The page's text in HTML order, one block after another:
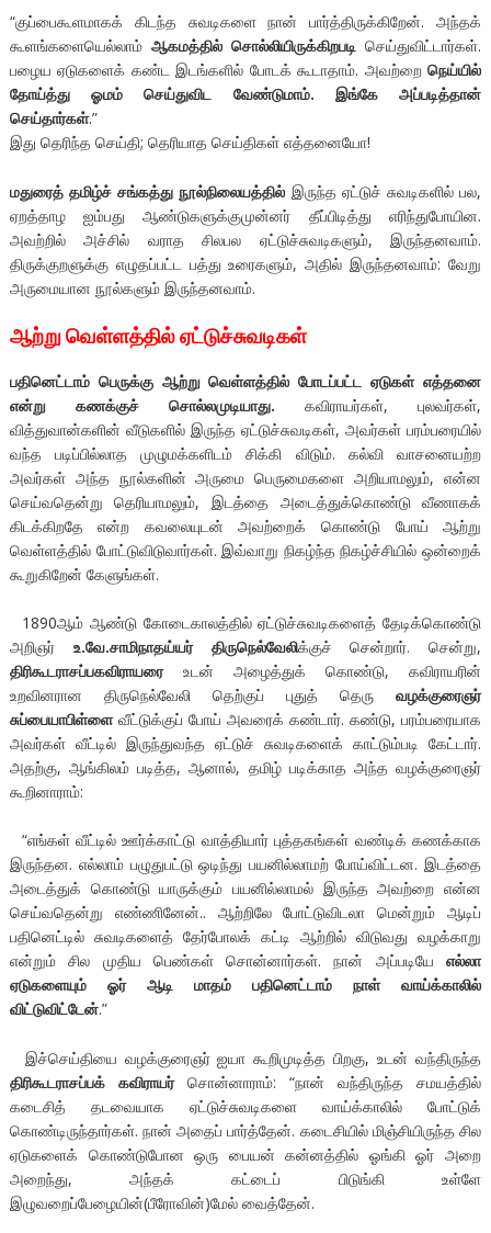
“குப்பைகூளமாகக் கிடந்த சுவடிகளை நான் பார்த்திருக்கிறேன். அந்தக்
கூளங்களையெல்லாம் ஆகமத்தில் சொல்லியிருக்கிறபடி செய்துவிட்டார்கள்.
பழைய ஏடுகளைக் கண்ட இடங்களில் போடக் கூடாதாம். அவற்றைநெய்யில்
தோய்த்து ஓமம் செய்துவிட வேண்டுமாம். இங்கே அப்படித்தான்
செய்தார்கள்.”
இது தெரிந்த செய்தி; தெரியாத செய்திகள் எத்தனையோ!
மதுரைத் தமிழ்ச் சங்கத்து நூல்நிலையத்தில் இருந்த ஏட்டுச் சுவடிகளில் பல,
ஏறத்தாழ ஐம்பது ஆண்டுகளுக்குமுன்னர் தீப்பிடித்து எரிந்துபோயின.
அவற்றில் அச்சில் வராத சிலபல ஏட்டுச்சுவடிகளும், இருந்தனவாம்.
திருக்குறளுக்கு எழுதப்பட்ட பத்து உரைகளும், அதில் இருந்தனவாம்: வேறு
அருமையான நூல்களும் இருந்தனவாம்.
ஆற்று வெள்ளத்தில் ஏட்டுச்சுவடிகள்
பதினெட்டாம் பெருக்கு ஆற்று வெள்ளத்தில் போடப்பட்ட ஏடுகள் எத்தனை
என்று கணக்குச் சொல்லமுடியாது. கவிராயர்கள், புலவர்கள்,
வித்துவான்களின் வீடுகளில் இருந்த ஏட்டுச்சுவடிகள், அவர்கள் பரம்பரையில்
வந்த படிப்பில்லாத முழுமக்களிடம் சிக்கி விடும். கல்வி வாசனையற்ற
அவர்கள் அந்த நூல்களின் அருமை பெருமைகளை அறியாமலும், என்ன
செய்வதென்று தெரியாமலும், இடத்தை அடைத்துக்கொண்டு வீணாகக்
கிடக்கிறதே என்ற கவலையுடன் அவற்றைக் கொண்டு போய் ஆற்று
வெள்ளத்தில் போட்டுவிடுவார்கள். இவ்வாறு நிகழ்ந்த நிகழ்ச்சியில் ஒன்றைக்
கூறுகிறேன் கேளுங்கள்.
1890ஆம் ஆண்டு கோடைகாலத்தில் ஏட்டுச்சுவடிகளைத் தேடிக்கொண்டு
அறிஞர் உ.வே.சாமிநாதய்யர் திருநெல்வேலிக்குச் சென்றார். சென்று,
திரிகூடராசப்பகவிராயரைஉடன் அழைத்துக் கொண்டு, கவிராயரின்
உறவினரான திருநெல்வேலி தெற்குப் புதுத் தெருவழக்குரைஞர்
சுப்பையாபிள்ளைவீட்டுக்குப் போய் அவரைக் கண்டார். கண்டு, பரம்பரையாக
அவர்கள் வீட்டில் இருந்துவந்த ஏட்டுச் சுவடிகளைக் காட்டும்படி கேட்டார்.
அதற்கு, ஆங்கிலம் படித்த, ஆனால், தமிழ் படிக்காத அந்த வழக்குரைஞர்
கூறினாராம்:
“எங்கள் வீட்டில் ஊர்க்காட்டு வாத்தியார் புத்தகங்கள் வண்டிக் கணக்காக
இருந்தன. எல்லாம் பழுதுபட்டு ஒடிந்து பயனில்லாமற் போய்விட்டன. இடத்தை
அடைத்துக் கொண்டு யாருக்கும் பயனில்லாமல் இருந்த அவற்றை என்ன
செய்வதென்று எண்ணினேன்.. ஆற்றிலே போட்டுவிடலா மென்றும் ஆடிப்
பதினெட்டில் சுவடிகளைத் தேர்போலக் கட்டி ஆற்றில் விடுவது வழக்காறு
என்றும் சில முதிய பெண்கள் சொன்னார்கள். நான் அப்படியேஎல்லா
ஏடுகளையும் ஓர் ஆடி மாதம் பதினெட்டாம் நாள் வாய்க்காலில்
விட்டுவிட்டேன்.”
இச்செய்தியை வழக்குரைஞர் ஐயா கூறிமுடித்த பிறகு, உடன் வந்திருந்த
திரிகூடராசப்பக் கவிராயர்சொன்னாராம்: “நான் வந்திருந்த சமயத்தில்
கடைசித் தடவையாக ஏட்டுச்சுவடிகளை வாய்க்காலில் போட்டுக்
கொண்டிருந்தார்கள். நான் அதைப் பார்த்தேன். கடைசியில் மிஞ்சியிருந்த சில
ஏடுகளைக் கொண்டுபோன ஒரு பையன் கன்னத்தில் ஓங்கி ஓர் அறை
அறைந்து, அந்தக் கட்டைப் பிடுங்கி உள்ளே
இழுவறைப்பேழையின்(பீரோவின்)மேல் வைத்தேன்.